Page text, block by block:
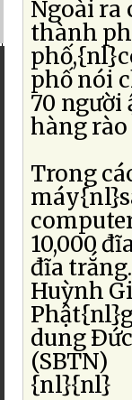
Ngoài ra
thành
phố nói
70 người
hàng
Trong
10,000
đĩa
Huỳnh
dung
(SBTN)
{nl}{nl}